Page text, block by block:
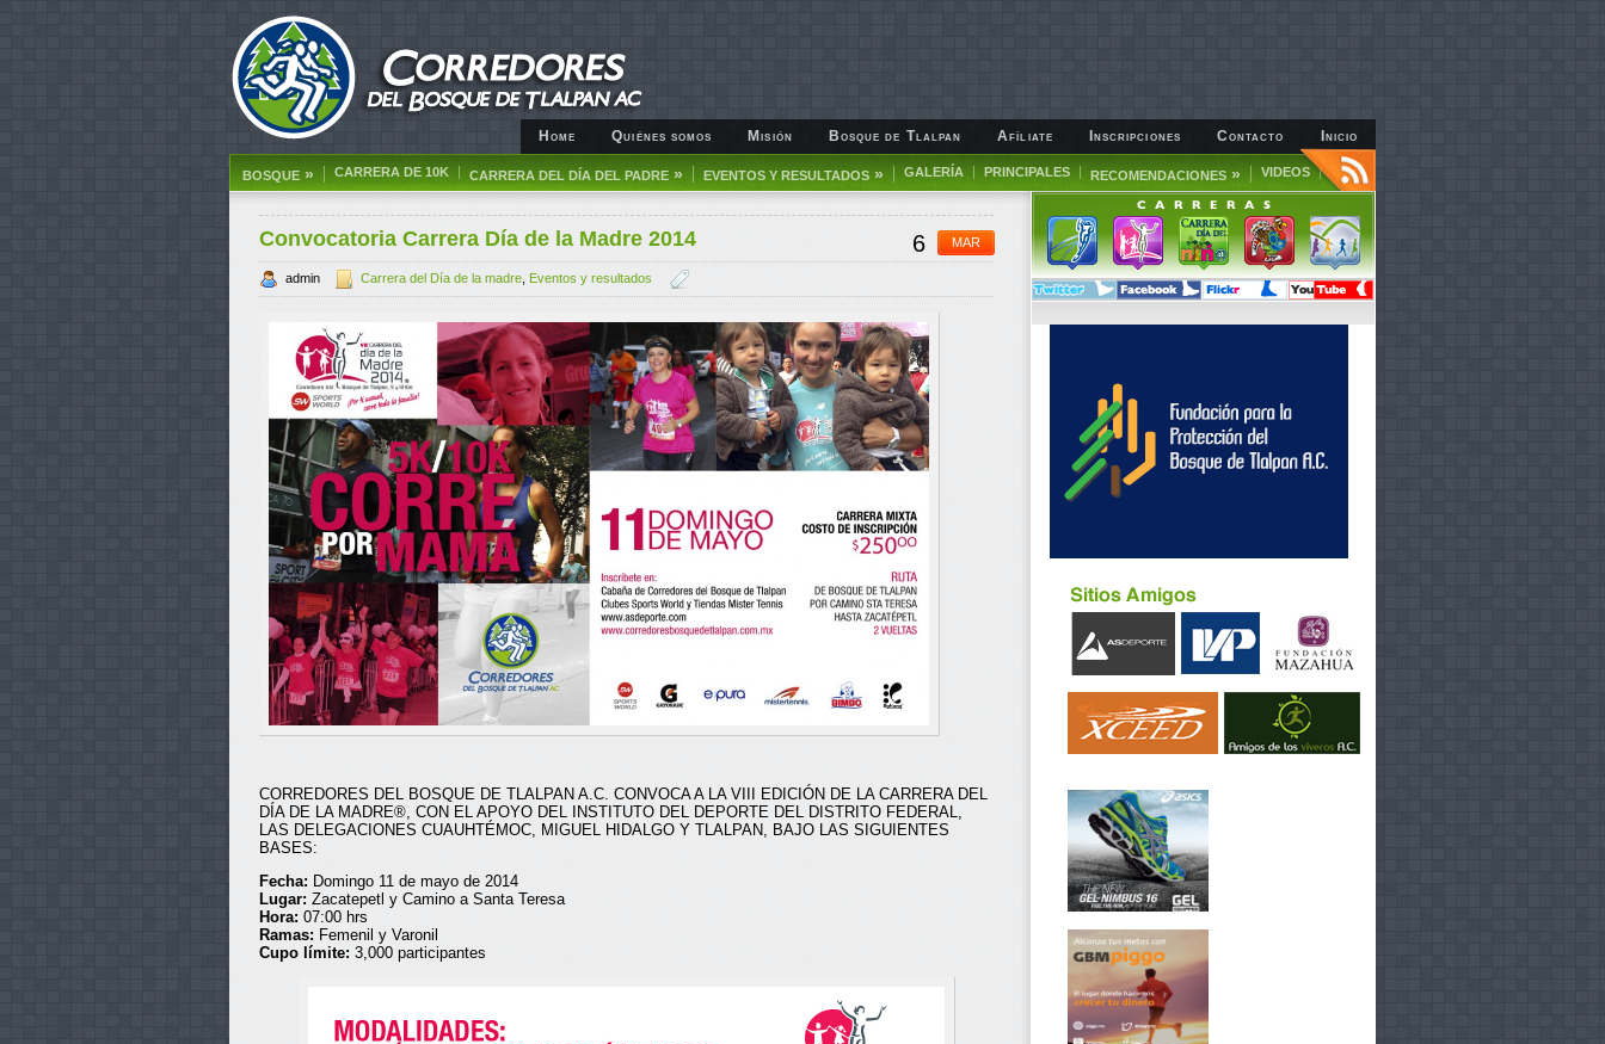
Home Quiénes somos Misión Bosque de Tlalpan Afíliate Inscripciones Contacto Inicio
BOSQUE » CARRERA DE 10K CARRERA DEL DÍA DEL PADRE » EVENTOS Y RESULTADOS » GALERÍA PRINCIPALES RECOMENDACIONES » VIDEOS
MAR
6
Convocatoria Carrera Día de la Madre 2014
admin Carrera del Día de la madre Eventos y resultados
CORREDORES DEL BOSQUE DE TLALPAN A.C. CONVOCA A LA VIII EDICIÓN DE LA CARRERA DEL
DÍA DE LA MADRE®, CON EL APOYO DEL INSTITUTO DEL DEPORTE DEL DISTRITO FEDERAL,
LAS DELEGACIONES CUAUHTÉMOC, MIGUEL HIDALGO Y TLALPAN, BAJO LAS SIGUIENTES
BASES:
Fecha: Domingo 11 de mayo de 2014
Lugar: Zacatepetl y Camino a Santa Teresa
Hora: 07:00 hrs
Ramas: Femenil y Varonil
Cupo límite: 3,000 participantes